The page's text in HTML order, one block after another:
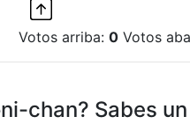
Votos arriba: 0 Votos
chan? Sabes